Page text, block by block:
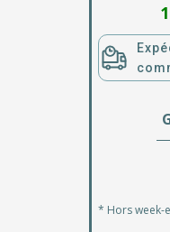
* Hors week-